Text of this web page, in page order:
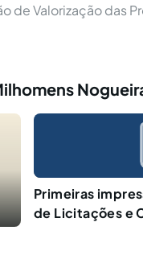
de Valorização das
Primeiras
de Licitações e